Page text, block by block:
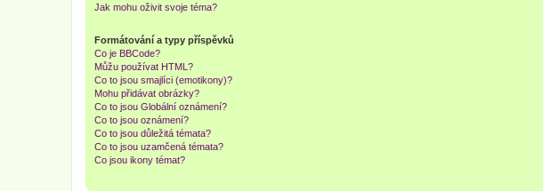
Jak mohu oživit svoje téma?
Formátování a typy příspěvků
Co je BBCode?
Můžu používat HTML?
Co to jsou smajlíci (emotikony)?
Mohu přidávat obrázky?
Co to jsou Globální oznámení?
Co to jsou oznámení?
Co to jsou důležitá témata?
Co to jsou uzamčená témata?
Co jsou ikony témat?